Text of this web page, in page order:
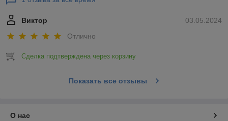
03.05.2024
Виктор
Отлично
Сделка подтверждена через корзину
Показать все отзывы
О нас